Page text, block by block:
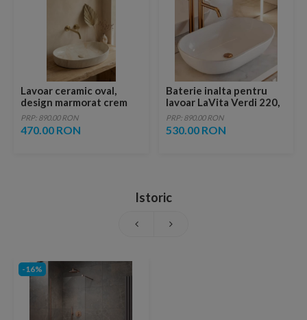
Lavoar ceramic oval,
design marmorat crem
lucios cu vene aurii,
ventil inclus
PRP: 890.00 RON
470.00 RON
Baterie inalta pentru
lavoar LaVita Verdi 220,
fara ventil, brushed
copper
PRP: 890.00 RON
530.00 RON
Istoric
-16%